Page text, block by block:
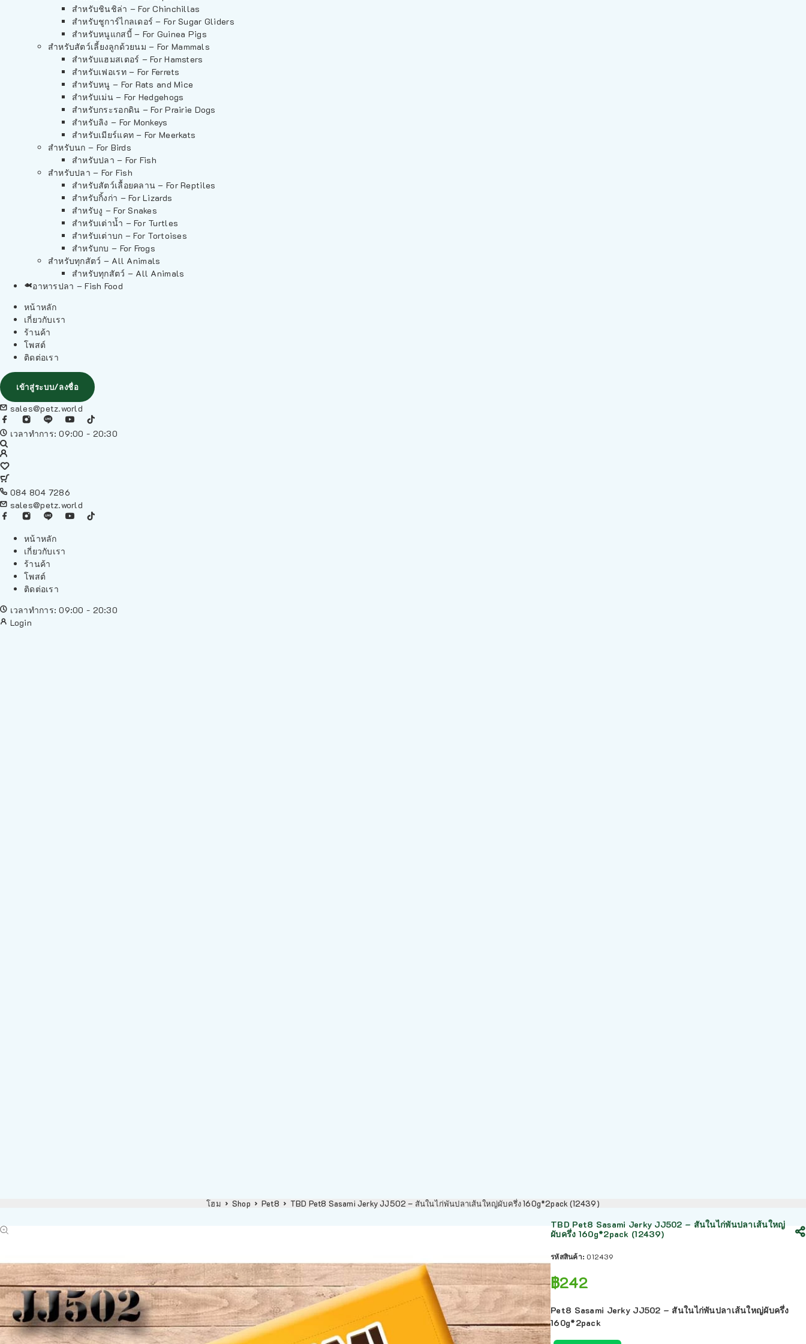
สำหรับชินชิล่า – For Chinchillas
สำหรับชูการ์ไกลเดอร์ – For Sugar Gliders
สำหรับหนูแกสบี้ – For Guinea Pigs
สำหรับสัตว์เลี้ยงลูกด้วยนม – For Mammals
สำหรับแฮมสเตอร์ – For Hamsters
สำหรับเฟอเรท – For Ferrets
สำหรับหนู – For Rats and Mice
สำหรับเม่น – For Hedgehogs
สำหรับกระรอกดิน – For Prairie Dogs
สำหรับลิง – For Monkeys
สำหรับเมียร์แคท – For Meerkats
สำหรับนก – For Birds
สำหรับปลา – For Fish
สำหรับปลา – For Fish
สำหรับสัตว์เลื้อยคลาน – For Reptiles
สำหรับกิ้งก่า – For Lizards
สำหรับงู – For Snakes
สำหรับเต่าน้ำ – For Turtles
สำหรับเต่าบก – For Tortoises
สำหรับกบ – For Frogs
สำหรับทุกสัตว์ – All Animals
สำหรับทุกสัตว์ – All Animals
อาหารปลา – Fish Food
หน้าหลัก
เกี่ยวกับเรา
ร้านค้า
โพสต์
ติดต่อเรา
เข้าสู่ระบบ/ลงชื่อ
sales@petz.world
เวลาทำการ: 09:00 - 20:30
084 804 7286
sales@petz.world
หน้าหลัก
เกี่ยวกับเรา
ร้านค้า
โพสต์
ติดต่อเรา
เวลาทำการ: 09:00 - 20:30
Login
โฮม Shop Pet8 TBD Pet8 Sasami Jerky JJ502 – สันในไก่พันปลาเส้นใหญ่ผับครึ่ง 160g*2pack (12439)
TBD Pet8 Sasami Jerky JJ502 – สันในไก่พันปลาเส้นใหญ่
ผับครึ่ง 160g*2pack (12439)
รหัสสินค้า: 012439
฿242
Pet8 Sasami Jerky JJ502 – สันในไก่พันปลาเส้นใหญ่ผับครึ่ง
160g*2pack